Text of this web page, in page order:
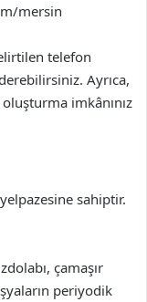
mersin
telefon
Ayrıca,
imkânınız
sahiptir.
çamaşır
periyodik